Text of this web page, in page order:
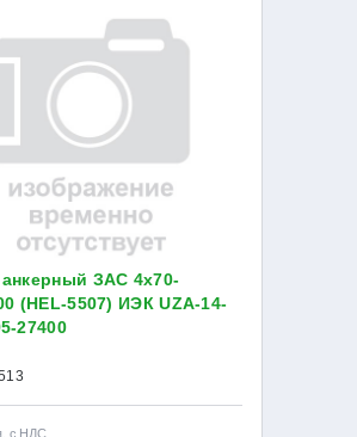
ЗАС 4х70-
(HEL-5507) ИЭК UZA-14-
27400
с НДС